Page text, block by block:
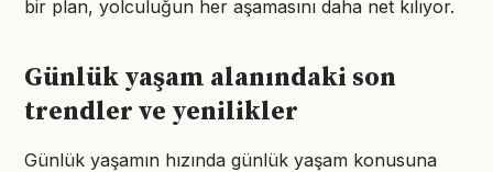
bir plan, yolculuğun her aşamasını daha net kılıyor.
Günlük yaşam alanındaki son
trendler ve yenilikler
Günlük yaşamın hızında günlük yaşam konusuna